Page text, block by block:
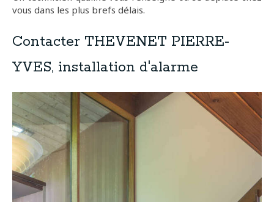
vous dans les plus brefs délais.
Contacter THEVENET PIERRE-
YVES, installation d'alarme